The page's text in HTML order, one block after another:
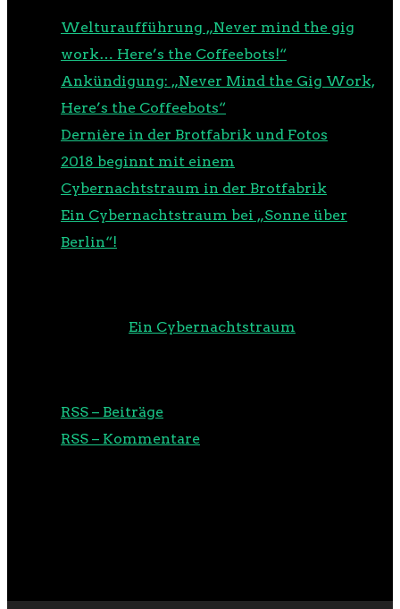
Welturaufführung „Never mind the gig
work… Here’s the Coffeebots!“
Ankündigung: „Never Mind the Gig Work,
Here’s the Coffeebots“
Dernière in der Brotfabrik und Fotos
2018 beginnt mit einem
Cybernachtstraum in der Brotfabrik
Ein Cybernachtstraum bei „Sonne über
Berlin“!
Ein Cybernachtstraum
RSS – Beiträge
RSS – Kommentare